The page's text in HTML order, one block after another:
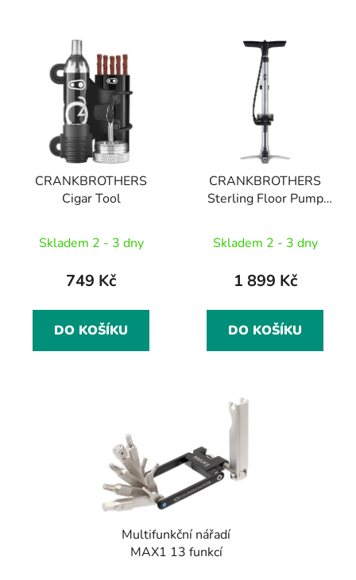
CRANKBROTHERS
Cigar Tool
Skladem 2 - 3 dny
749 Kč
DO KOŠÍKU
CRANKBROTHERS
Sterling Floor Pump
Skladem 2 - 3 dny
1 899 Kč
DO KOŠÍKU
Multifunkční nářadí
MAX1 13 funkcí